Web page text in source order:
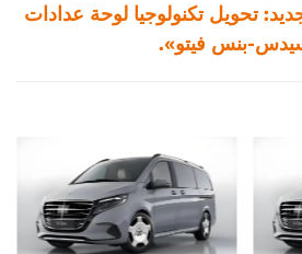
تحويل تكنولوجيا لوحة عدادات
بنس فيتو».